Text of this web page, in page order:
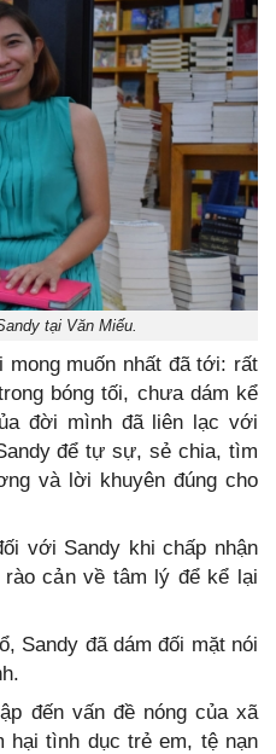
tại Văn Miếu.
muốn nhất đã tới: rất
bóng tối, chưa dám kể
đời mình đã liên lạc với
để tự sự, sẻ chia, tìm
và lời khuyên đúng cho
với Sandy khi chấp nhận
cản về tâm lý để kể lại
Sandy đã dám đối mặt nói
đến vấn đề nóng của xã
hại tình dục trẻ em, tệ nạn